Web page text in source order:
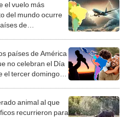
el vuelo más
del mundo ocurre
de
países de América
no celebran el Día
el tercer domingo
animal al que
recurrieron para